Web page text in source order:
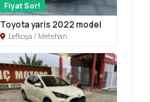
Fiyat Sor!
Toyota yaris 2022 model
Lefkoşa / Metehan